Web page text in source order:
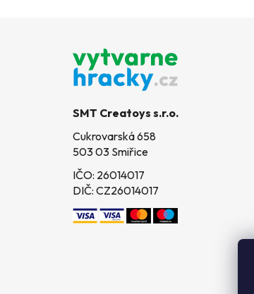
SMT Creatoys s.r.o.
Cukrovarská 658
503 03 Smiřice
IČO: 26014017
DIČ: CZ26014017